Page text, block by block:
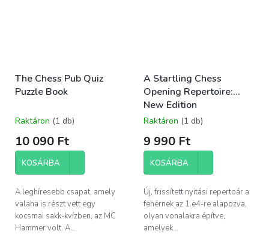
The Chess Pub Quiz
Puzzle Book
Raktáron (1 db)
10 090 Ft
KOSÁRBA
A leghíresebb csapat, amely
valaha is részt vett egy
kocsmai sakk-kvízben, az MC
Hammer volt. A...
A Startling Chess
Opening Repertoire:
New Edition
Raktáron (1 db)
9 990 Ft
KOSÁRBA
Új, frissített nyitási repertoár a
fehérnek az 1.e4-re alapozva,
olyan vonalakra építve,
amelyek...